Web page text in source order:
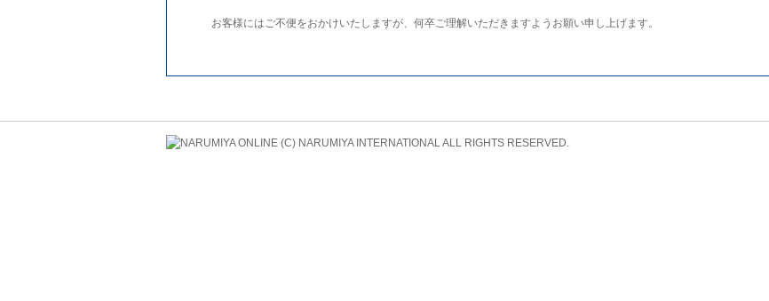
お客様にはご不便をおかけいたしますが、何卒ご理解いただきますようお願い申し上げます。